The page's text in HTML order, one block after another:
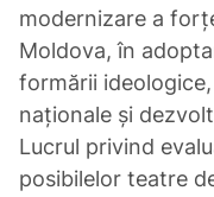
modernizare a
Moldova, în
formării
naționale și
Lucrul privind
posibilelor teatre